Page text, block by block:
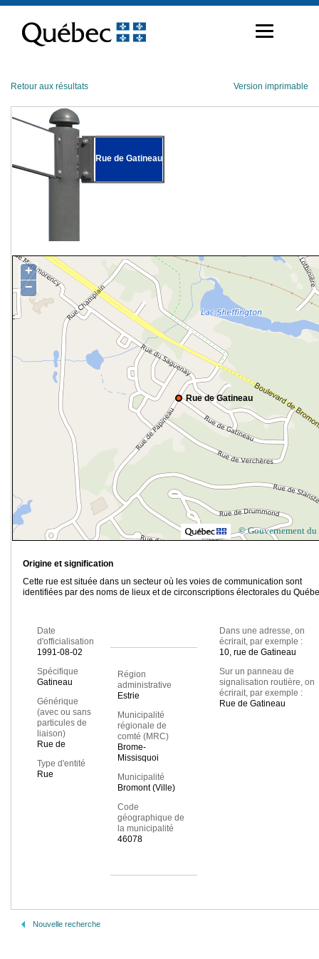
contenu
Retour aux résultats Version imprimable
Rue de Gatineau
Rue de Gatineau
+
−
© Gouvernement du
Origine et signification
Cette rue est située dans un secteur où les voies de communication sont
identifiées par des noms de lieux et de circonscriptions électorales du
Date
d'officialisation
1991-08-02
Spécifique
Gatineau
Générique
(avec ou sans
particules de
liaison)
Rue de
Type d'entité
Rue
Région
administrative
Estrie
Municipalité
régionale de
comté (MRC)
Brome-
Missisquoi
Municipalité
Bromont (Ville)
Code
géographique de
la municipalité
46078
Dans une adresse, on
écrirait, par exemple :
10, rue de Gatineau
Sur un panneau de
signalisation routière, on
écrirait, par exemple :
Rue de Gatineau
Nouvelle recherche